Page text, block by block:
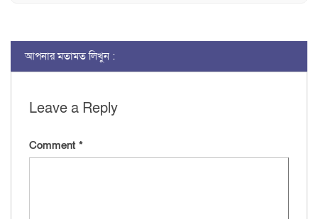
আপনার মতামত লিখুন :
Leave a Reply
Comment *